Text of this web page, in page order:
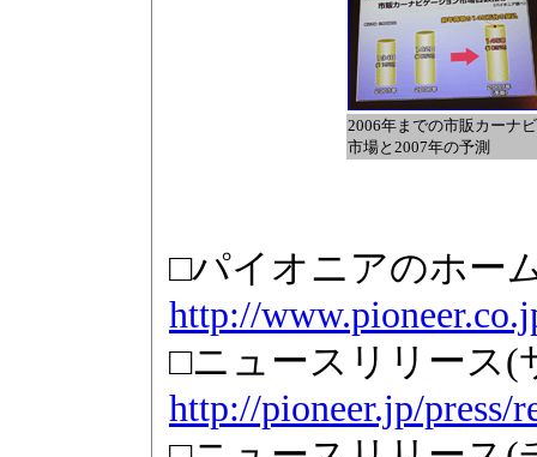
2006年までの市販カーナビ
市場と2007年の予測
□パイオニアのホー
http://
□ニュースリリース(
http://pioneer.jp/press/